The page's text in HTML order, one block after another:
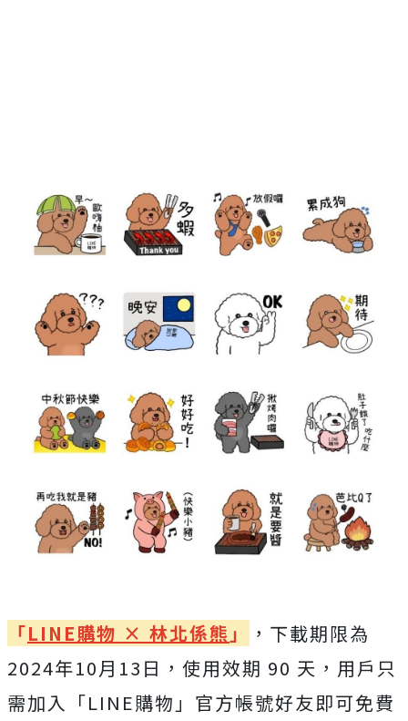
「LINE購物 × 林北係熊」
，下載期限為
2024年10月13日，使用效期 90 天， 用戶只
需加入「LINE購物」官方帳號好友即可免費